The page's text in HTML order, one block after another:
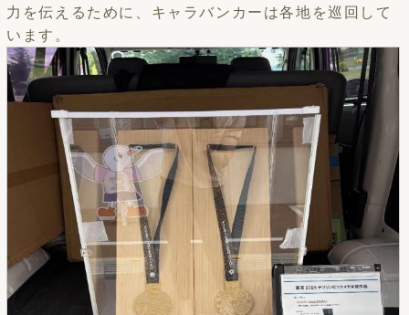
力を伝えるために、キャラバンカーは各地を巡回して
います。